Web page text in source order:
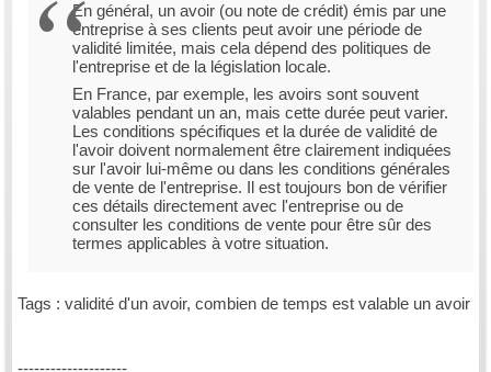
En général, un avoir (ou note de crédit) émis par une
entreprise à ses clients peut avoir une période de
validité limitée, mais cela dépend des politiques de
l'entreprise et de la législation locale.
En France, par exemple, les avoirs sont souvent
valables pendant un an, mais cette durée peut varier.
Les conditions spécifiques et la durée de validité de
l'avoir doivent normalement être clairement indiquées
sur l'avoir lui-même ou dans les conditions générales
de vente de l'entreprise. Il est toujours bon de vérifier
ces détails directement avec l'entreprise ou de
consulter les conditions de vente pour être sûr des
termes applicables à votre situation.
Tags : validité d'un avoir, combien de temps est valable un avoir
--------------------